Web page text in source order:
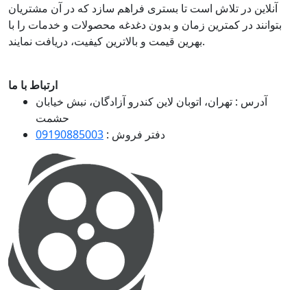
ارتباط با ما
آدرس : تهران، اتوبان لاین کندرو آزادگان، نبش خیابان
حشمت
دفتر فروش : 09190885003
آنلاین در تلاش است تا بستری فراهم سازد که در آن مشتریان
بتوانند در کمترین زمان و بدون دغدغه محصولات و خدمات را با
بهرین قیمت و بالاترین کیفیت، دریافت نمایند.